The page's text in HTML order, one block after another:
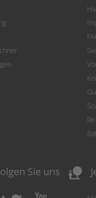
Sie uns nature_people